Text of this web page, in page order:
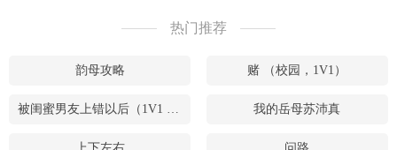
热门推荐
韵母攻略 赌 （校园，1V1）
被闺蜜男友上错以后（1V1 高H） 我的岳母苏沛真